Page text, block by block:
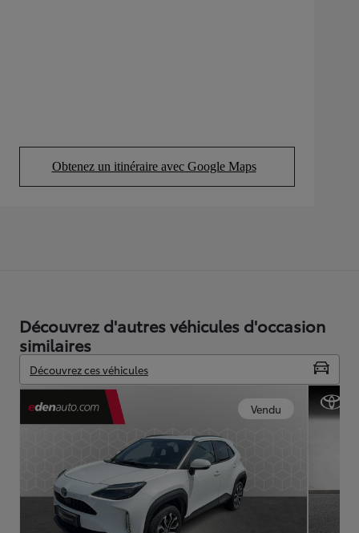
Obtenez un itinéraire avec Google Maps
(Opens in new tab)
Découvrez d'autres véhicules d'occasion
similaires
Découvrez ces véhicules
Vendu